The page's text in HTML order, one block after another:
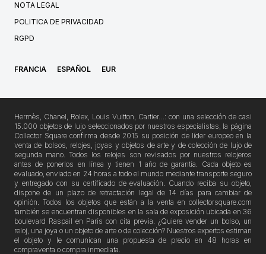
NOTA LEGAL
POLITICA DE PRIVACIDAD
RGPD
FRANCIA ESPAÑOL EUR
Hermès, Chanel, Rolex, Louis Vuitton, Cartier…: con una selección de casi
15.000 objetos de lujo seleccionados por nuestros especialistas, la página
Collector Square confirma desde 2015 su posición de líder europeo en la
venta de bolsos, relojes, joyas y objetos de arte y de colección de lujo de
segunda mano. Todos los relojes son revisados por nuestros relojeros
antes de ponerlos en línea y tienen 1 año de garantía. Cada objeto es
evaluado, enviado en 24 horas a todo el mundo mediante transporte seguro
y entregado con su certificado de evaluación. Cuando reciba su objeto,
dispone de un plazo de retractación legal de 14 días para cambiar de
opinión. Todos los objetos que están a la venta en collectorsquare.com
también se encuentran disponibles en la sala de exposición ubicada en 36
boulevard Raspail en París con cita previa. ¿Quiere vender un bolso, un
reloj, una joya o un objeto de arte o de colección? Nuestros expertos estiman
el objeto y le comunican una propuesta de precio en 48 horas en
compraventa o compra inmediata.